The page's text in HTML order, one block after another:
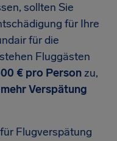
sollten Sie
für Ihre
für die
Fluggästen
€ pro Personzu,
Verspätung
Flugverspätung